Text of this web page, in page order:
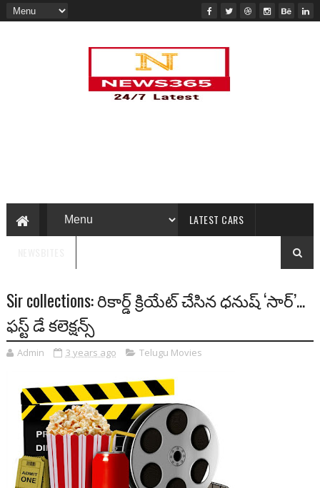
LATEST CARS
Sir collections: రికార్డ్ క్రియేట్ చేసిన ధ‌నుష్ ‘సార్’...
ఫస్ట్ డే కలెక్ష‌న్స్‌
Admin 3 years ago Telugu Movies